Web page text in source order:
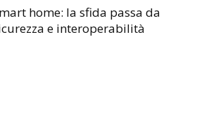
home: la sfida passa da
e interoperabilità